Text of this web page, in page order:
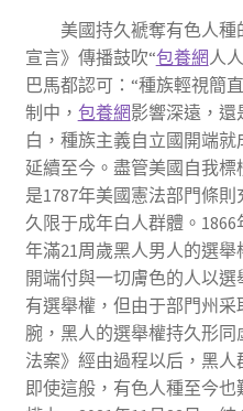
美國持久褫奪有色人
宣言》傳播鼓吹“包養網人
巴馬都認可：“種族輕視簡
制中， 包養網影響深遠，還
白，種族主義自立國開端
延續至今。盡管美國自我標
是1787年美國憲法部門條
久限于成年白人群體。
年滿21周歲黑人男人的選
開端付與一切膚色的人以
有選舉權，但由于部門州
腕，黑人的選舉權持久形
法案》經由過程以后，黑人
即使這般，有色人種至今